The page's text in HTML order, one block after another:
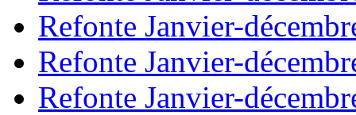
Refonte Janvier-
Refonte Janvier-
Refonte Janvier-